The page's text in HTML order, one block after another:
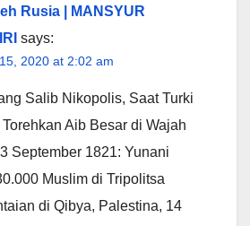
Rusia | MANSYUR
says:
2020 at 2:02 am
Salib Nikopolis, Saat Turki
Aib Besar di Wajah
September 1821: Yunani
Muslim di Tripolitsa
di Qibya, Palestina, 14